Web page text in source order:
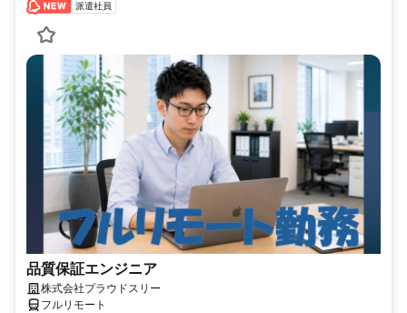
派遣社員
品質保証エンジニア
株式会社プラウドスリー
フルリモート